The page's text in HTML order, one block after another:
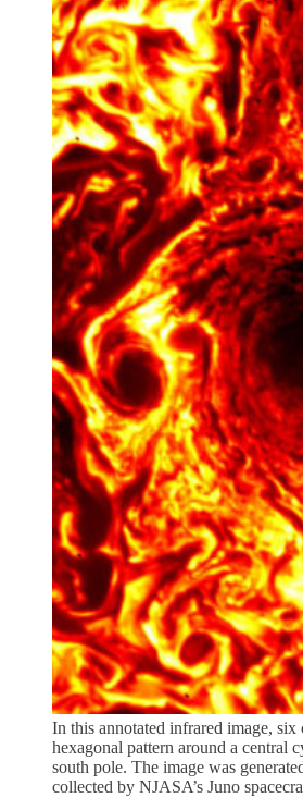
In this annotated infrared image, six
hexagonal pattern around a central
south pole. The image was
collected by NJASA’s Juno